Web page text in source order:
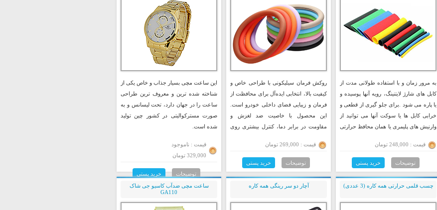
به مرور زمان و با استفاده طولانی مدت از
کابل های شارژ لایتنینگ، رویه آنها پوسیده و
یا پاره می شود .برای جلو گیری از قطعی و
خرابی کابل ها یا سوکت آنها می توانید از
وارنیش های پلیمری یا همان محافظ حرارتی
قیمت : 248,000 تومان
توضیحات خرید پستی
روکش فرمان سیلیکونی با طراحی خاص و
کیفیت بالا، انتخابی ایده‌آل برای محافظت از
فرمان و زیبایی فضای داخلی خودرو است.
این محصول با خاصیت ضد لغزش و
مقاومت در برابر دما، کنترل بیشتری روی
قیمت : 269,000 تومان
توضیحات خرید پستی
این ساعت مچی بسیار جذاب و خاص یکی از
شناخته شده ترین و معروف ترین طراحی
ساعت را در جهان دارد، تحت لیسانس و به
صورت مسترکوالیتی در کشور چین تولید
شده است.
قیمت : ناموجود
329,000 تومان
توضیحات
خرید پستی
چسب قلمی حرارتی همه کاره (3 عددی)
آچار دو سر رینگی همه کاره
ساعت مچی ضدآب کاسیو جی شاک
GA110